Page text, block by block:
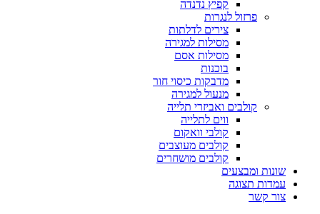
קפיץ נדנדה
פרזול לנגרות
צירים לדלתות
מסילות למגירה
מסילות אסם
בוכנות
מדבקות כיסוי חור
מנעול למגירה
קולבים ואביזרי תלייה
ווים לתלייה
קולבי וואקום
קולבים מעוצבים
קולבים מושחרים
שונות ומבצעים
עמדות תצוגה
צור קשר